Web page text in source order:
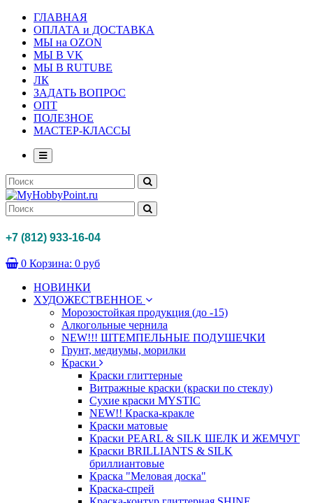
ГЛАВНАЯ
ОПЛАТА и ДОСТАВКА
МЫ на OZON
МЫ В VK
МЫ В RUTUBE
ЛК
ЗАДАТЬ ВОПРОС
ОПТ
ПОЛЕЗНОЕ
МАСТЕР-КЛАССЫ
+7 (812) 933-16-04
0 Корзина: 0 руб
НОВИНКИ
ХУДОЖЕСТВЕННОЕ
Морозостойкая продукция (до -15)
Алкогольные чернила
NEW!!! ШТЕМПЕЛЬНЫЕ ПОДУШЕЧКИ
Грунт, медиумы, морилки
Краски
Краски глиттерные
Витражные краски (краски по стеклу)
Сухие краски MYSTIC
NEW!! Краска-кракле
Краски матовые
Краски PEARL & SILK ШЕЛК И ЖЕМЧУГ
Краски BRILLIANTS & SILK
бриллиантовые
Краска "Меловая доска"
Краска-спрей